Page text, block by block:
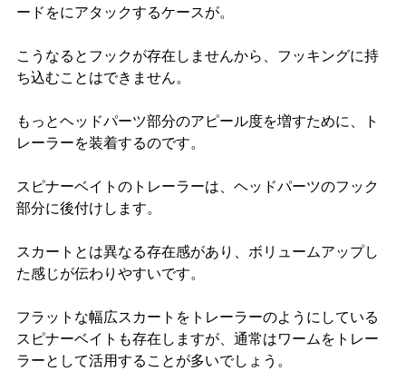
ードをにアタックするケースが。
こうなるとフックが存在しませんから、フッキングに持
ち込むことはできません。
もっとヘッドパーツ部分のアピール度を増すために、ト
レーラーを装着するのです。
スピナーベイトのトレーラーは、ヘッドパーツのフック
部分に後付けします。
スカートとは異なる存在感があり、ボリュームアップし
た感じが伝わりやすいです。
フラットな幅広スカートをトレーラーのようにしている
スピナーベイトも存在しますが、通常はワームをトレー
ラーとして活用することが多いでしょう。